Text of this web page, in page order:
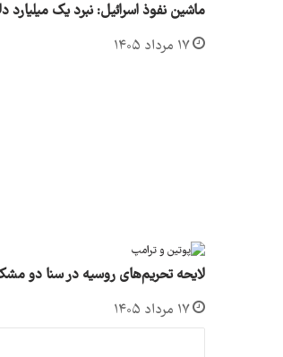
ماشین نفوذ اسرائیل: نبرد یک میلیارد
۱۷ مرداد ۱۴۰۵
لایحه تحریم‌های روسیه در سنا دو
۱۷ مرداد ۱۴۰۵